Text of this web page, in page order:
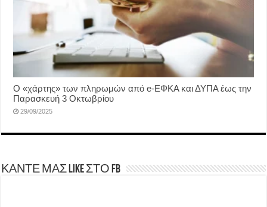
Ο «χάρτης» των πληρωμών από e-ΕΦΚΑ και ΔΥΠΑ έως την
Παρασκευή 3 Οκτωβρίου
29/09/2025
ΚΑΝΤΕ ΜΑΣ LIKE ΣΤΟ FB